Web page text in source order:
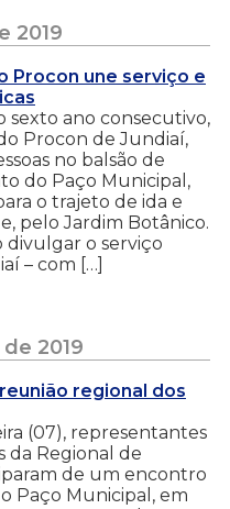
2019
Procon une serviço e
sexto ano consecutivo,
Procon de Jundiaí,
no balsão de
do Paço Municipal,
o trajeto de ida e
pelo Jardim Botânico.
divulgar o serviço
– com […]
2019
regional dos
(07), representantes
da Regional de
de um encontro
Paço Municipal, em